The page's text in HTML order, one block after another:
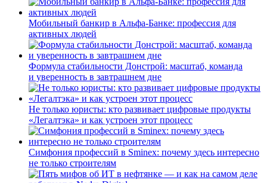
Мобильный банкир в Альфа-Банке: профессия для
активных людей
Формула стабильности Донстрой: масштаб, команда
и уверенность в завтрашнем дне
Не только юристы: кто развивает цифровые продукты
«Легалтэка» и как устроен этот процесс
Симфония профессий в Sminex: почему здесь интересно
не только строителям